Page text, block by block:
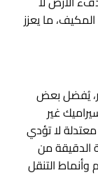
ما يعزز
يُفضل بعض
غير
لا تؤدي
الدقيقة من
التنقل